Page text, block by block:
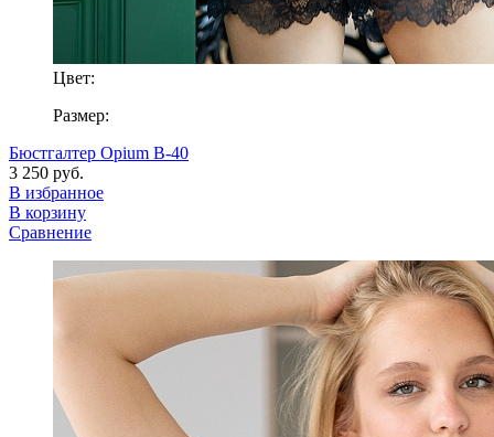
Цвет:
Размер:
Бюстгалтер Opium B-40
3 250 руб.
В избранное
В корзину
Сравнение